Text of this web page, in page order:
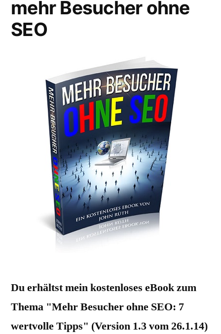
mehr Besucher ohne
SEO
Du erhältst mein kostenloses eBook zum
Thema "Mehr Besucher ohne SEO: 7
wertvolle Tipps" (Version 1.3 vom 26.1.14)